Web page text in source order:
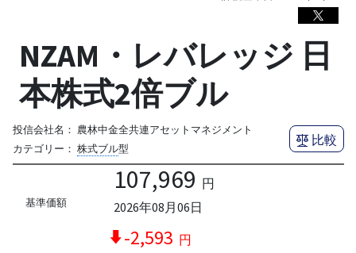
NZAM・レバレッジ 日
本株式2倍ブル
投信会社名： 農林中金全共連アセットマネジメント
カテゴリー： 株式ブル型
比較
基準価額
107,969 円
2026年08月06日
-2,593 円